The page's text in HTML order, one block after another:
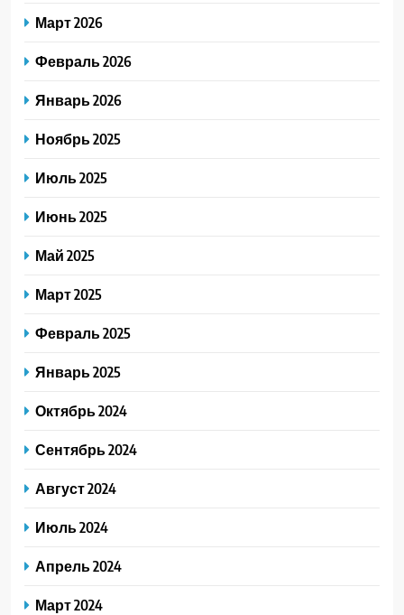
Март 2026
Февраль 2026
Январь 2026
Ноябрь 2025
Июль 2025
Июнь 2025
Май 2025
Март 2025
Февраль 2025
Январь 2025
Октябрь 2024
Сентябрь 2024
Август 2024
Июль 2024
Апрель 2024
Март 2024